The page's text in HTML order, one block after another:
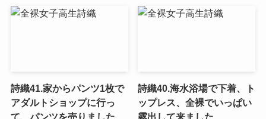
詩織41.家からパンツ1枚で
アダルトショップに行っ
て、パンツを売りました
詩織40.海水浴場で下着、ト
ップレス、全裸でいっぱい
露出して来ました